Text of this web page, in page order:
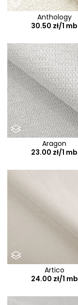
Anthology
30.50 zł/1 mb
Aragon
23.00 zł/1 mb
Artico
24.00 zł/1 mb